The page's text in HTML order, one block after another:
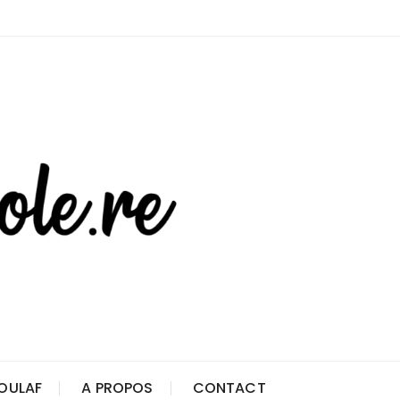
A PROPOS CONTACT